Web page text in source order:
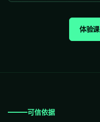
体验课
可信依据